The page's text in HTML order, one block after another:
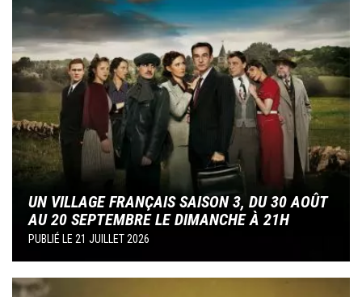
UN VILLAGE FRANÇAIS SAISON 3, DU 30 AOÛT
AU 20 SEPTEMBRE LE DIMANCHE À 21H
PUBLIÉ LE 21 JUILLET 2026
Image